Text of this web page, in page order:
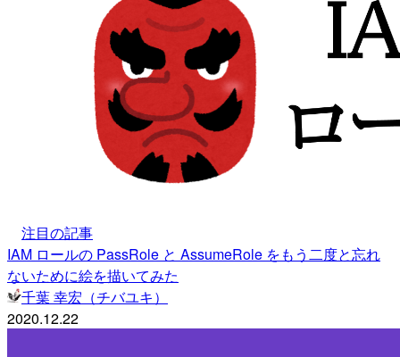
注目の記事
IAM ロールの PassRole と AssumeRole をもう二度と忘れ
ないために絵を描いてみた
千葉 幸宏（チバユキ）
2020.12.22